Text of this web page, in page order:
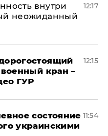
внутри
неожиданный
12:17
кран –
ГУР
12:15
состояние
украинскими
11:54